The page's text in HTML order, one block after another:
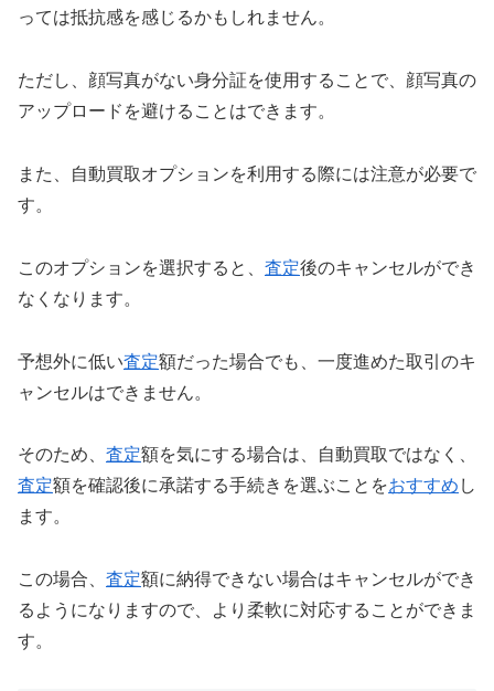
っては抵抗感を感じるかもしれません。
ただし、顔写真がない身分証を使用することで、顔写真の
アップロードを避けることはできます。
また、自動買取オプションを利用する際には注意が必要で
す。
このオプションを選択すると、 査定後のキャンセルができ
なくなります。
予想外に低い査定額だった場合でも、一度進めた取引のキ
ャンセルはできません。
そのため、 査定額を気にする場合は、自動買取ではなく、
査定額を確認後に承諾する手続きを選ぶことをおすすめ し
ます。
この場合、 査定額に納得できない場合はキャンセルができ
るようになりますので、より柔軟に対応することができま
す。